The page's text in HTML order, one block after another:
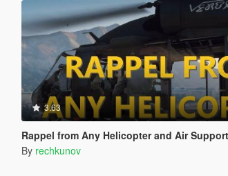
3.63
Rappel from Any Helicopter and Air Support
By rechkunov